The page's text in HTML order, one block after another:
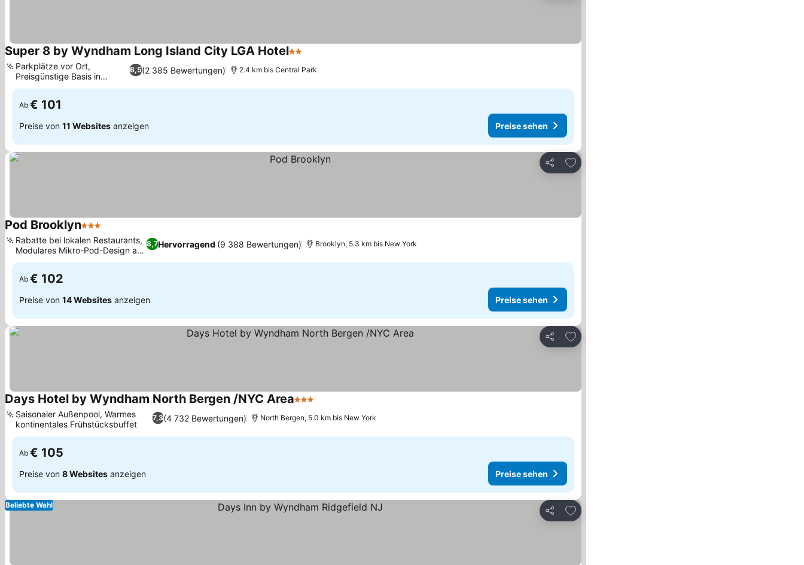
Super 8 by Wyndham Long Island City LGA Hotel2 Sterne
6,5(2 385 Bewertungen)
Parkplätze vor Ort,
Preisgünstige Basis in
Astoria
2.4 km bis Central Park
Ab € 101
Preise von 11 Websites anzeigen Preise sehen
Teilen
Zu Favoriten hinzufügen
Pod Brooklyn3 Sterne
8,7Hervorragend (9 388 Bewertungen)
Rabatte bei lokalen Restaurants,
Modulares Mikro-Pod-Design aus
Stahl
Brooklyn, 5.3 km bis New York
Ab € 102
Preise von 14 Websites anzeigen Preise sehen
Teilen
Zu Favoriten hinzufügen
Days Hotel by Wyndham North Bergen /NYC Area3 Sterne
7,3(4 732 Bewertungen)
Saisonaler Außenpool, Warmes
kontinentales Frühstücksbuffet
North Bergen, 5.0 km bis New York
Ab € 105
Preise von 8 Websites anzeigen Preise sehen
Teilen
Zu Favoriten hinzufügen
Beliebte Wahl